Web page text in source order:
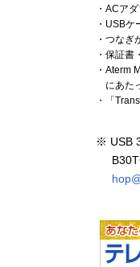
・ACア
・USBケ
・つなぎ
・保証書
・Aterm
にあた
・「
※ USB